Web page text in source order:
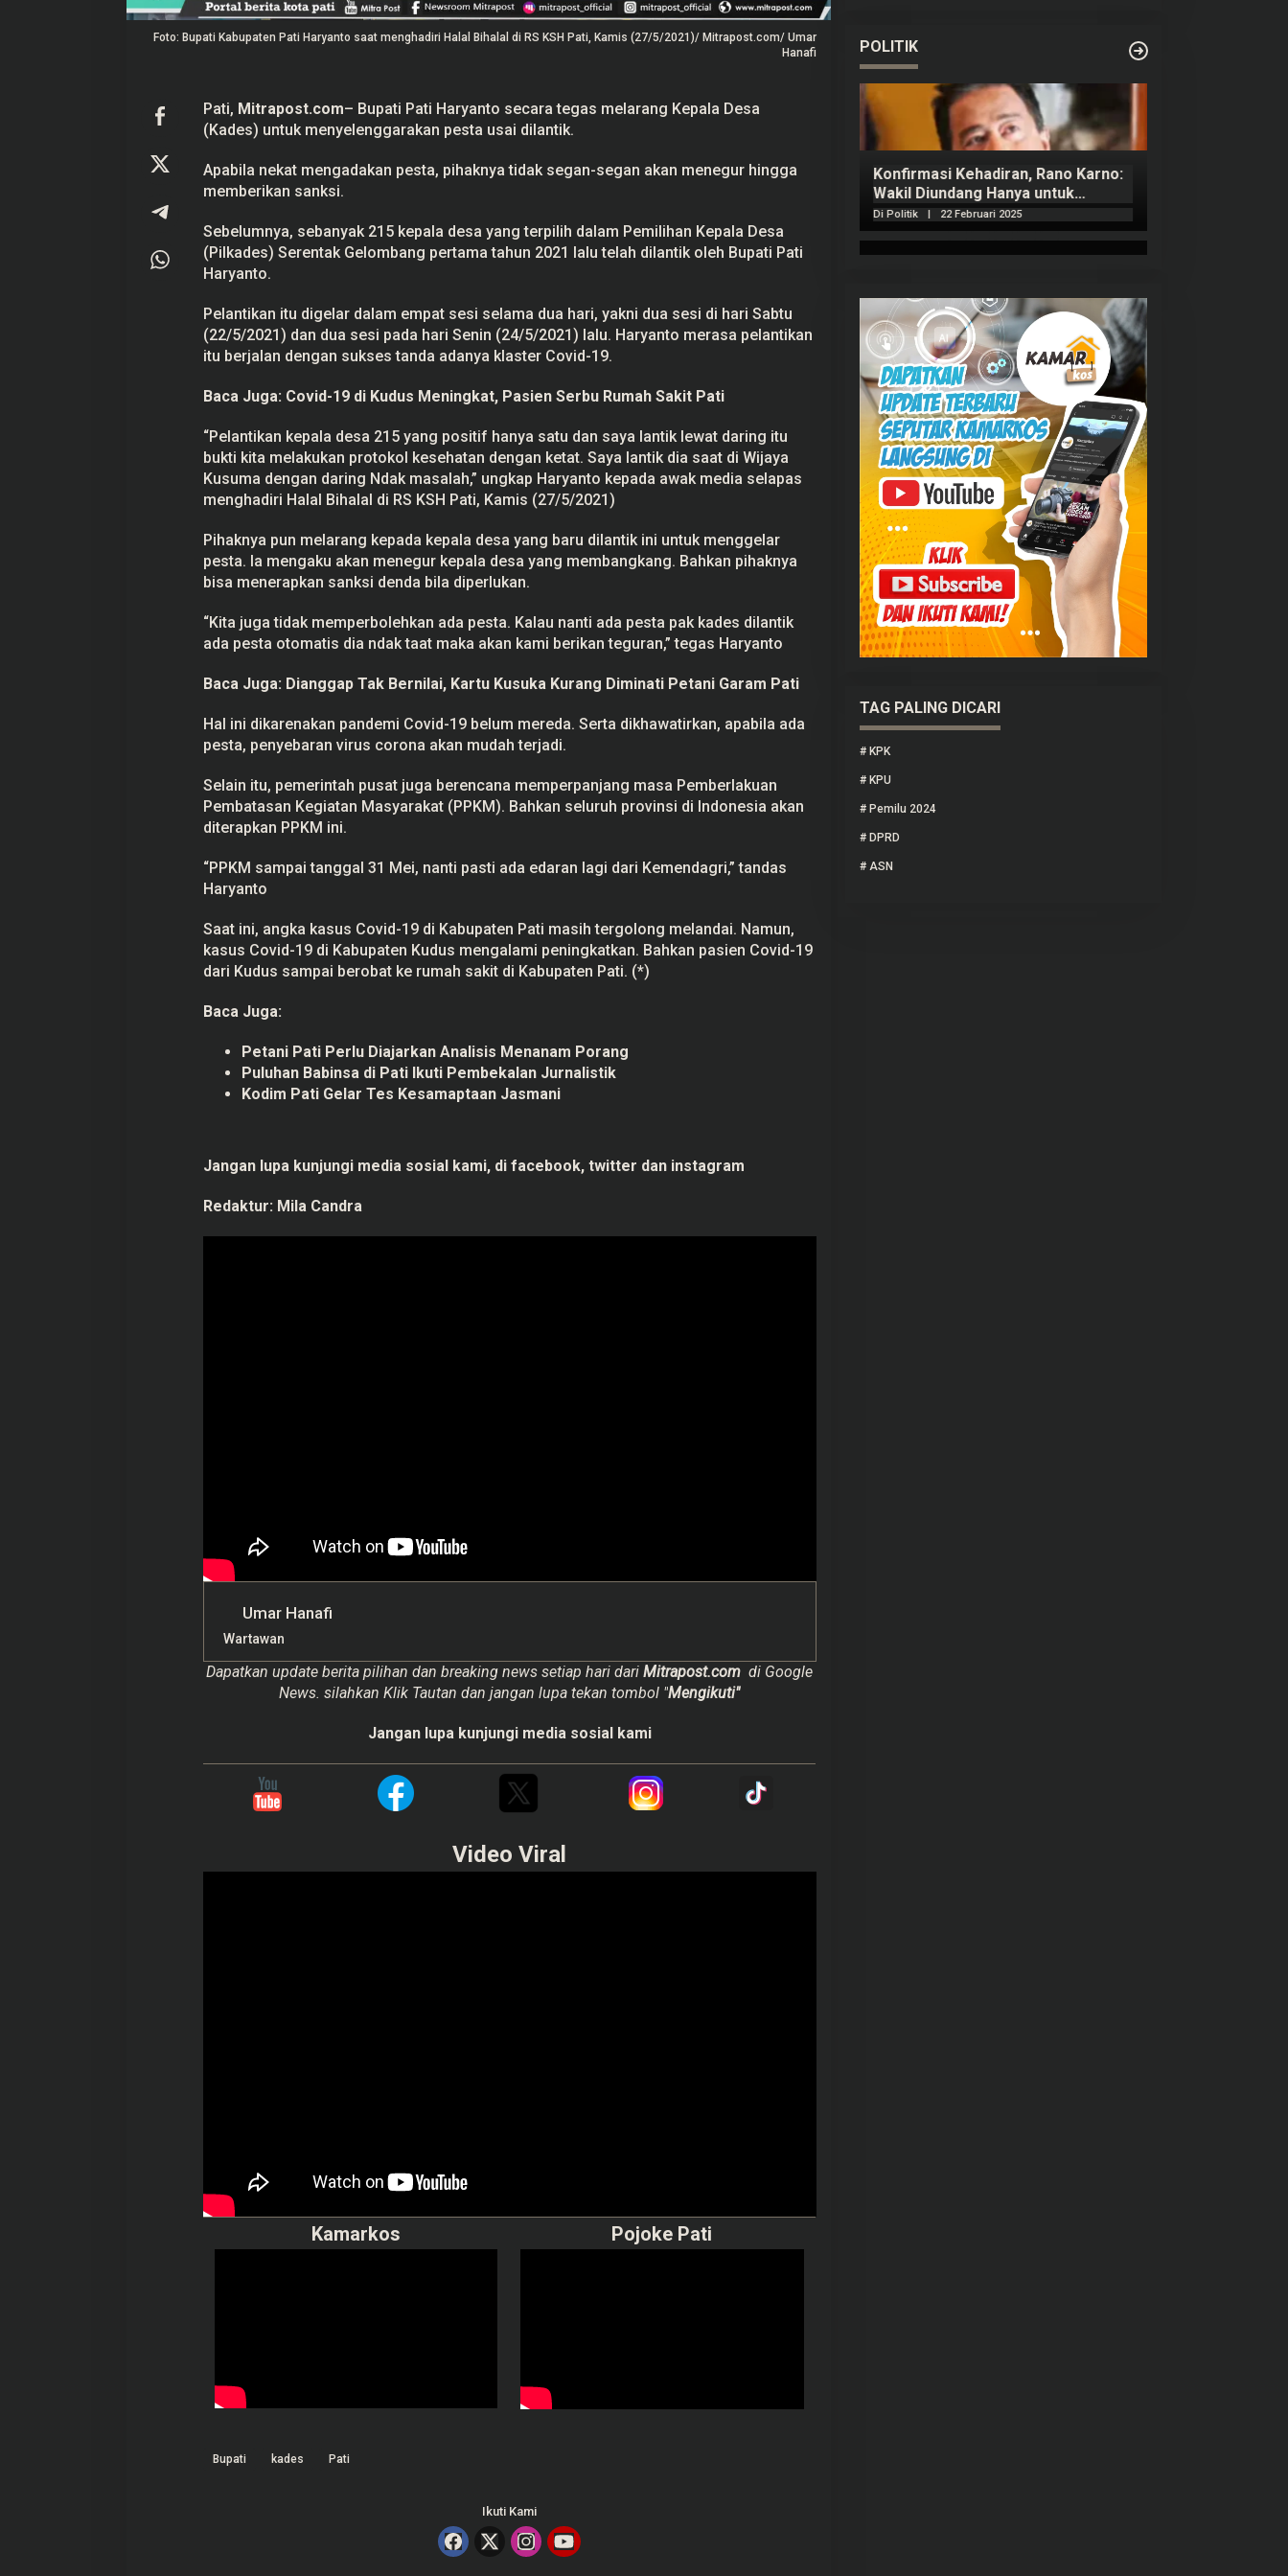
l
n
Foto: Bupati Kabupaten Pati Haryanto saat menghadiri Halal Bihalal di RS KSH Pati, Kamis (27/5/2021)/ Mitrapost.com/ Umar
Hanafi
Pati, Mitrapost.com– Bupati Pati Haryanto secara tegas melarang Kepala Desa
(Kades) untuk menyelenggarakan pesta usai dilantik.
Apabila nekat mengadakan pesta, pihaknya tidak segan-segan akan menegur hingga
memberikan sanksi.
Sebelumnya, sebanyak 215 kepala desa yang terpilih dalam Pemilihan Kepala Desa
(Pilkades) Serentak Gelombang pertama tahun 2021 lalu telah dilantik oleh Bupati Pati
Haryanto.
Pelantikan itu digelar dalam empat sesi selama dua hari, yakni dua sesi di hari Sabtu
(22/5/2021) dan dua sesi pada hari Senin (24/5/2021) lalu. Haryanto merasa pelantikan
itu berjalan dengan sukses tanda adanya klaster Covid-19.
Baca Juga: Covid-19 di Kudus Meningkat, Pasien Serbu Rumah Sakit Pati
“Pelantikan kepala desa 215 yang positif hanya satu dan saya lantik lewat daring itu
bukti kita melakukan protokol kesehatan dengan ketat. Saya lantik dia saat di Wijaya
Kusuma dengan daring Ndak masalah,” ungkap Haryanto kepada awak media selapas
menghadiri Halal Bihalal di RS KSH Pati, Kamis (27/5/2021)
Pihaknya pun melarang kepada kepala desa yang baru dilantik ini untuk menggelar
pesta. Ia mengaku akan menegur kepala desa yang membangkang. Bahkan pihaknya
bisa menerapkan sanksi denda bila diperlukan.
“Kita juga tidak memperbolehkan ada pesta. Kalau nanti ada pesta pak kades dilantik
ada pesta otomatis dia ndak taat maka akan kami berikan teguran,” tegas Haryanto
Baca Juga: Dianggap Tak Bernilai, Kartu Kusuka Kurang Diminati Petani Garam Pati
Hal ini dikarenakan pandemi Covid-19 belum mereda. Serta dikhawatirkan, apabila ada
pesta, penyebaran virus corona akan mudah terjadi.
Selain itu, pemerintah pusat juga berencana memperpanjang masa Pemberlakuan
Pembatasan Kegiatan Masyarakat (PPKM). Bahkan seluruh provinsi di Indonesia akan
diterapkan PPKM ini.
“PPKM sampai tanggal 31 Mei, nanti pasti ada edaran lagi dari Kemendagri,” tandas
Haryanto
Saat ini, angka kasus Covid-19 di Kabupaten Pati masih tergolong melandai. Namun,
kasus Covid-19 di Kabupaten Kudus mengalami peningkatkan. Bahkan pasien Covid-19
dari Kudus sampai berobat ke rumah sakit di Kabupaten Pati. (*)
Baca Juga:
Petani Pati Perlu Diajarkan Analisis Menanam Porang
Puluhan Babinsa di Pati Ikuti Pembekalan Jurnalistik
Kodim Pati Gelar Tes Kesamaptaan Jasmani
Jangan lupa kunjungi media sosial kami, di facebook, twitter dan instagram
Redaktur: Mila Candra
Umar Hanafi
Wartawan
Dapatkan update berita pilihan dan breaking news setiap hari dariMitrapost.com di Google
News. silahkan Klik Tautan dan jangan lupa tekan tombol "Mengikuti"
Jangan lupa kunjungi media sosial kami
Video Viral
Kamarkos Pojoke Pati
Bupati kades Pati
Ikuti Kami
POLITIK
Prabowo Akan Pidato di Sidang
Hitungan Harta Kekayaan Ahmad
24 Calon Dubes Telah Jalani Fit and
Konfirmasi Kehadiran, Rano Karno:
Wakil Diundang Hanya untuk
Penutupan Retret
Di Politik | 22 Februari 2025
TAG PALING DICARI
# KPK
# KPU
# Pemilu 2024
# DPRD
# ASN